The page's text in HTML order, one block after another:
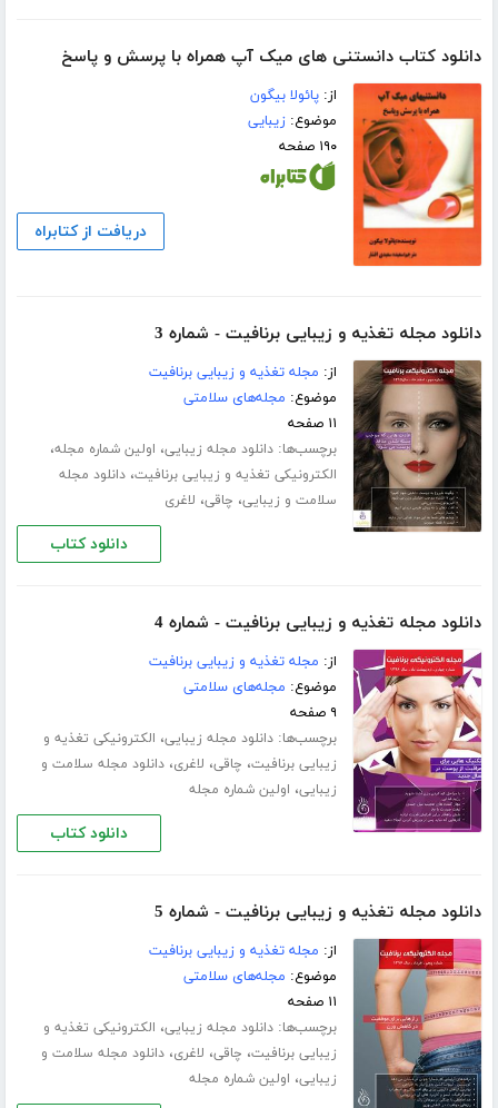
دانلود کتاب دانستنی های میک آپ همراه با پرسش و پاسخ
از:پائولا بیگون
موضوع:زیبایی
۱۹۰ صفحه
دریافت از کتابراه
دانلود مجله تغذیه و زیبایی برنافیت - شماره 3
از: مجله تغذیه و زیبایی برنافیت
موضوع: مجله‌های سلامتی
۱۱ صفحه
برچسب‌ها:دانلود مجله زیبایی، اولین شماره مجله،
الکترونیکی تغذیه و زیبایی برنافیت،دانلود مجله
سلامت و زیبایی، چاقی، لاغری
دانلود کتاب
دانلود مجله تغذیه و زیبایی برنافیت - شماره 4
از: مجله تغذیه و زیبایی برنافیت
موضوع: مجله‌های سلامتی
۹ صفحه
برچسب‌ها:دانلود مجله زیبایی، الکترونیکی تغذیه و
زیبایی برنافیت، چاقی، لاغری،دانلود مجله سلامت و
زیبایی، اولین شماره مجله
دانلود کتاب
دانلود مجله تغذیه و زیبایی برنافیت - شماره 5
از: مجله تغذیه و زیبایی برنافیت
موضوع: مجله‌های سلامتی
۱۱ صفحه
برچسب‌ها:دانلود مجله زیبایی، الکترونیکی تغذیه و
زیبایی برنافیت، چاقی، لاغری،دانلود مجله سلامت و
زیبایی، اولین شماره مجله